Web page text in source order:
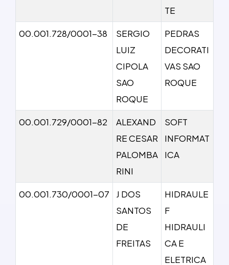
TE
00.001.728/0001-38
SERGIO
LUIZ
CIPOLA
SAO
ROQUE
PEDRAS
DECORATI
VAS SAO
ROQUE
00.001.729/0001-82
ALEXAND
RE CESAR
PALOMBA
RINI
SOFT
INFORMAT
ICA
00.001.730/0001-07
J DOS
SANTOS
DE
FREITAS
HIDRAULE
F
HIDRAULI
CA E
ELETRICA